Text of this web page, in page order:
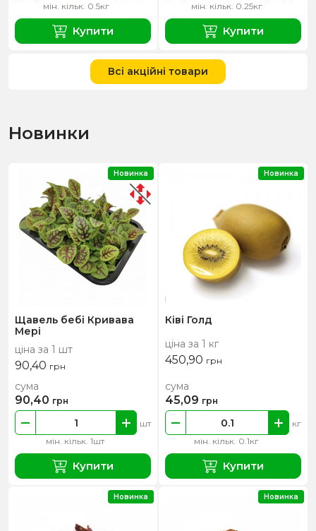
мін. кільк. 0.5кг
Купити
мін. кільк. 0.25кг
Купити
Всі акційні товари
Новинки
Щавель бебі Кривава
Мері
ціна за 1 шт
90,40 грн
мін. кільк. 1шт
шт
сума
90,40 грн
Купити
Новинка
Ківі Голд
ціна за 1 кг
450,90 грн
мін. кільк. 0.1кг
кг
сума
45,09 грн
Купити
Новинка
Новинка Новинка